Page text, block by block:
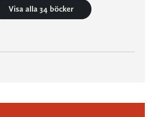
Visa alla 34 böcker